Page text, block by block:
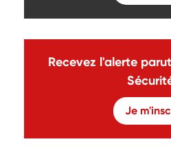
Recevez l'alerte
Je